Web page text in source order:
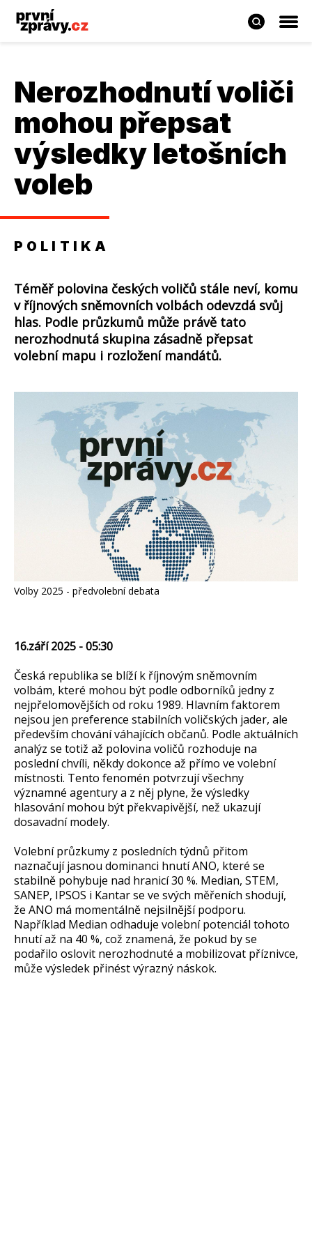
Nerozhodnutí voliči
mohou přepsat
výsledky letošních
voleb
POLITIKA
Téměř polovina českých voličů stále neví, komu
v říjnových sněmovních volbách odevzdá svůj
hlas. Podle průzkumů může právě tato
nerozhodnutá skupina zásadně přepsat
volební mapu i rozložení mandátů.
Volby 2025 - předvolební debata
16.září 2025 - 05:30
Česká republika se blíží k říjnovým sněmovním
volbám, které mohou být podle odborníků jedny z
nejpřelomovějších od roku 1989. Hlavním faktorem
nejsou jen preference stabilních voličských jader, ale
především chování váhajících občanů. Podle aktuálních
analýz se totiž až polovina voličů rozhoduje na
poslední chvíli, někdy dokonce až přímo ve volební
místnosti. Tento fenomén potvrzují všechny
významné agentury a z něj plyne, že výsledky
hlasování mohou být překvapivější, než ukazují
dosavadní modely.
Volební průzkumy z posledních týdnů přitom
naznačují jasnou dominanci hnutí ANO, které se
stabilně pohybuje nad hranicí 30 %. Median, STEM,
SANEP, IPSOS i Kantar se ve svých měřeních shodují,
že ANO má momentálně nejsilnější podporu.
Například Median odhaduje volební potenciál tohoto
hnutí až na 40 %, což znamená, že pokud by se
podařilo oslovit nerozhodnuté a mobilizovat příznivce,
může výsledek přinést výrazný náskok.